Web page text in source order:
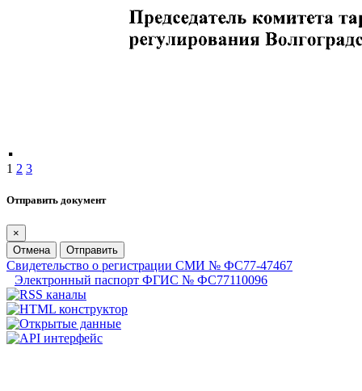
1 2 3
Отправить документ
×
Отмена
Отправить
Свидетельство о регистрации СМИ № ФС77-47467
Электронный паспорт ФГИС № ФС77110096